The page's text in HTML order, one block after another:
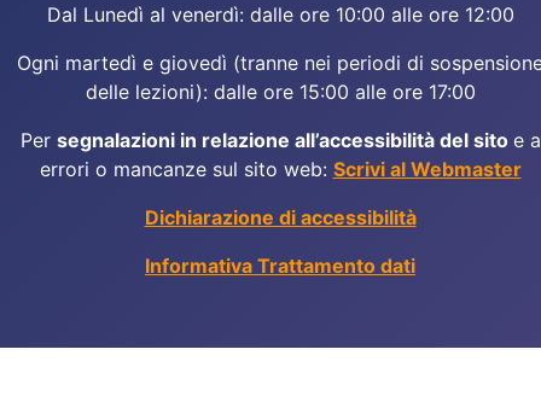
Dal Lunedì al venerdì: dalle ore 10:00 alle ore 12:00
Ogni martedì e giovedì (tranne nei periodi di
delle lezioni): dalle ore 15:00 alle ore 17:00
Per segnalazioni in relazione all’accessibilità del sito e a
errori o mancanze sul sito web: Scrivi al Webmaster
Dichiarazione di accessibilità
Informativa Trattamento dati